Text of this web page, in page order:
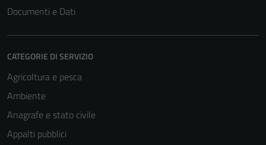
Documenti e Dati
CATEGORIE DI SERVIZIO
Agricoltura e pesca
Ambiente
Anagrafe e stato civile
Appalti pubblici